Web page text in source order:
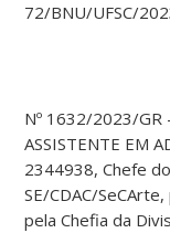
72/BNU/UFSC/
Nº 1632/2023/GR
ASSISTENTE EM
2344938, Chefe
SE/CDAC/
pela Chefia da